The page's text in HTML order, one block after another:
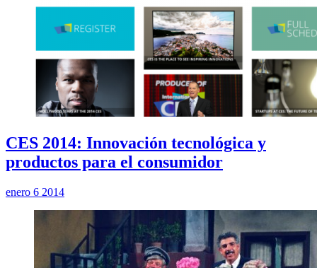
CES 2014: Innovación tecnológica y
productos para el consumidor
enero 6 2014